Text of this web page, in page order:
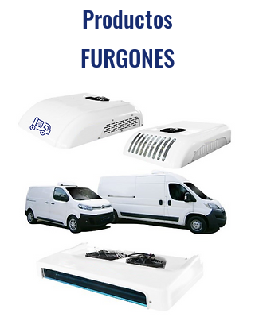
Productos
FURGONES